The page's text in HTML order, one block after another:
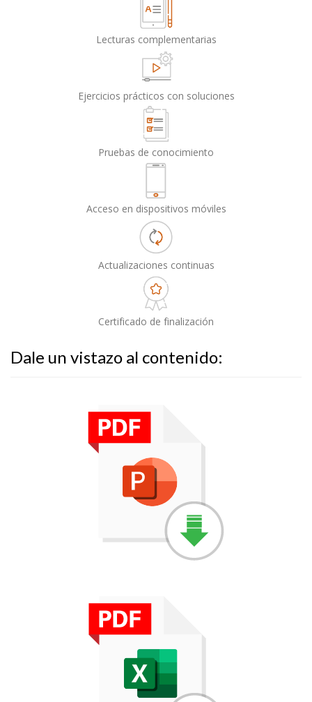
Lecturas complementarias
Ejercicios prácticos con soluciones
Pruebas de conocimiento
Acceso en dispositivos móviles
Actualizaciones continuas
Certificado de finalización
Dale un vistazo al contenido: